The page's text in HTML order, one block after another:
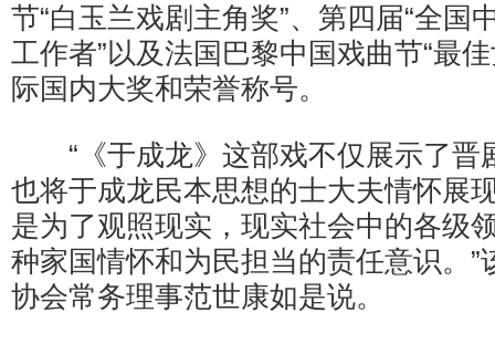
节“白玉兰戏剧主角奖”、第四届“全国
工作者”以及法国巴黎中国戏曲节“最
际国内大奖和荣誉称号。
“《于成龙》这部戏不仅展示了晋
也将于成龙民本思想的士大夫情怀展
是为了观照现实，现实社会中的各级
种家国情怀和为民担当的责任意识。”
协会常务理事范世康如是说。